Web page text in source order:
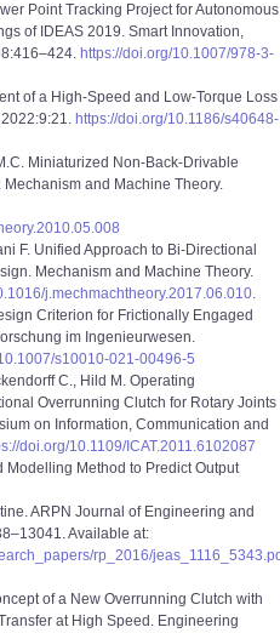
Point Tracking Project for Autonomous
of IDEAS 2019. Smart Innovation,
https://doi.org/10.1007/978-3-
of a High-Speed and Low-Torque Loss
https://doi.org/10.1186/s40648-
Miniaturized Non-Back-Drivable
and Machine Theory.
F. Unified Approach to Bi-Directional
Mechanism and Machine Theory.
j.mechmachtheory.2017.06.010.
Criterion for Frictionally Engaged
im Ingenieurwesen.
s10010-021-00496-5
C., Hild M. Operating
Overrunning Clutch for Rotary Joints
on Information, Communication and
doi.org/10.1109/ICAT.2011.6102087
Modelling Method to Predict Output
ARPN Journal of Engineering and
Available at:
rp_2016/
of a New Overrunning Clutch with
at High Speed. Engineering